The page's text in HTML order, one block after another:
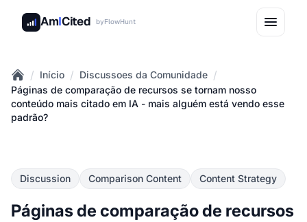
AmICited byFlowHunt
Home
/ Início / Discussoes da Comunidade /
Páginas de comparação de recursos se tornam nosso
conteúdo mais citado em IA - mais alguém está vendo esse
padrão?
Discussion Comparison Content Content Strategy
Páginas de comparação de recursos